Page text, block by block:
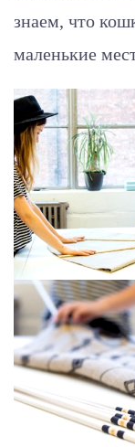
знаем, что
маленькие